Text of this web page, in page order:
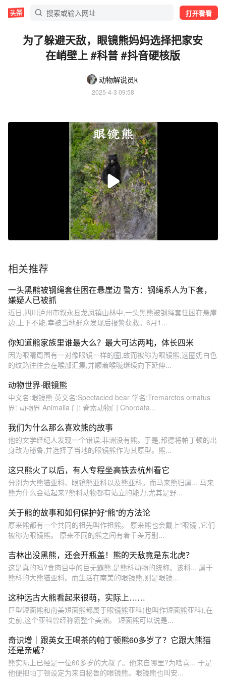
打开看看
为了躲避天敌，眼镜熊妈妈选择把家安
在峭壁上 #科普 #抖音硬核版
动物解说员k
2025-4-3 09:58
相关推荐
一头黑熊被钢绳套住困在悬崖边 警方：钢绳系人为下套，
嫌疑人已被抓
近日,四川泸州市叙永县龙凤镇山林中,一头黑熊被钢绳套住困在悬崖
边,上下不能,幸被当地群众发现后报警获救。6月1...
你知道熊家族里谁最大么？最大可达两吨，体长四米
因为眼睛周围有一对像眼镜一样的圈,故而被称为眼镜熊,这圈奶白色
的纹路往往会在喉部汇集,并顺着喉咙继续向下延伸...
动物世界-眼镜熊
中文名:眼镜熊 英文名:Spectacled bear 学名:Tremarctos ornatus
界: 动物界 Animalia 门: 脊索动物门 Chordata...
我们为什么那么喜欢熊的故事
他的文学经纪人发现一个错误:非洲没有熊。于是,邦德将帕丁顿的出
身改为秘鲁,并选择了当地的眼镜熊作为其原型。熊...
这只熊火了以后，有人专程坐高铁去杭州看它
分别为大熊猫亚科、眼镜熊亚科以及熊亚科。而马来熊归属... 马来
熊为什么会站起来?熊科动物都有站立的能力,尤其是野...
关于熊的故事和如何保护好“熊”的方法论
原来熊都有一个共同的祖先叫作祖熊。 原来熊也会戴上“眼镜”,它们
被称为眼镜熊。 原来不同的熊之间有着千差万别...
吉林出没黑熊，还会开瓶盖！熊的天敌竟是东北虎？
这是真的吗?食肉目中的巨无霸熊,是熊科动物的统称。该科... 属于
熊科的大熊猫亚科。而生活在南美的眼镜熊,则是眼镜...
这种远古大熊看起来很萌，实际上……
巨型短面熊和南美短面熊都属于眼镜熊亚科(也叫作短面熊亚科),在
史前,这个亚科曾经称霸整个美洲。 短面熊可以说是...
奇识增｜跟英女王喝茶的帕丁顿熊60多岁了？它跟大熊猫
还是亲戚？
熊实际上已经是一位60多岁的大叔了。他来自哪里?为啥喜... 于是
他便把帕丁顿设定为来自秘鲁的眼镜熊。眼镜熊也叫安...